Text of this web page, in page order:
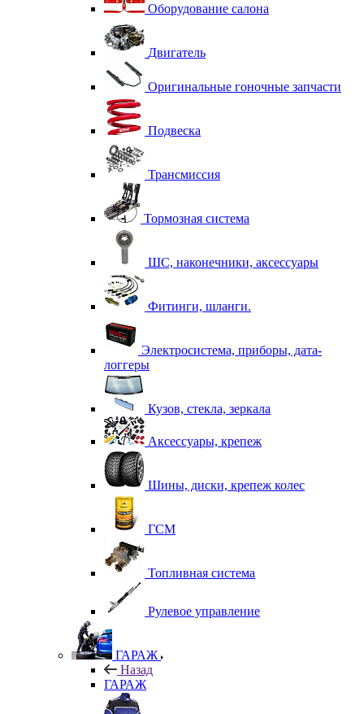
Оборудование салона
Двигатель
Оригинальные гоночные запчасти
Подвеска
Трансмиссия
Тормозная система
ШС, наконечники, аксессуары
Фитинги, шланги.
Электросистема, приборы, дата-
логгеры
Кузов, стекла, зеркала
Аксессуары, крепеж
Шины, диски, крепеж колес
ГСМ
Топливная система
Рулевое управление
ГАРАЖ
Назад
ГАРАЖ